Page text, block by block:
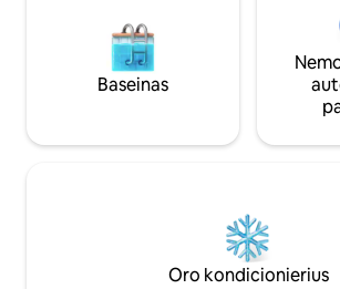
Baseinas
Oro kondicionierius